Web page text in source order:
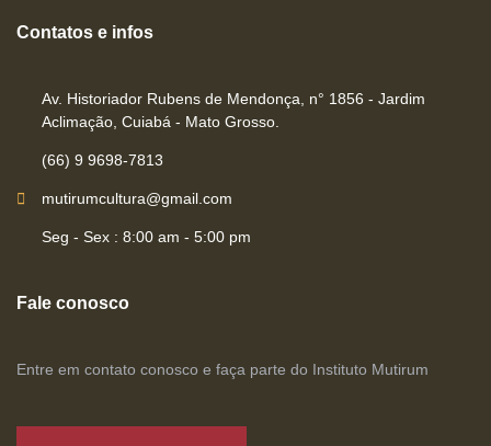
Contatos e infos
Av. Historiador Rubens de Mendonça, n° 1856 - Jardim
Aclimação, Cuiabá - Mato Grosso.
(66) 9 9698-7813
mutirumcultura@gmail.com
Seg - Sex : 8:00 am - 5:00 pm
Fale conosco
Entre em contato conosco e faça parte do Instituto Mutirum